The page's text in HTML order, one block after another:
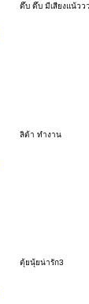
ลิต้า ทำงาน
ตุ้ยนุ้ยน่ารัก3